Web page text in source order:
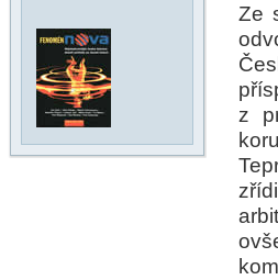
Ze
z